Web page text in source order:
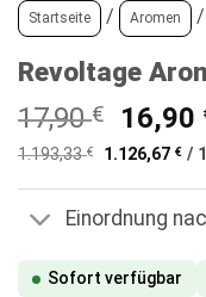
Startseite / Aromen /
Revoltage
17,90€
Preis
war:
17,90
16,90
1.193,33€ 1.126,67€ /
Einordnung
Sofort verfügbar